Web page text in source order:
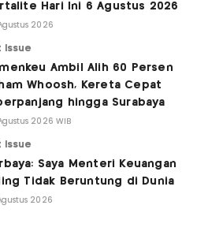
Hari Ini 6 Agustus 2026
2026
Issue
Ambil Alih 60 Persen
Whoosh, Kereta Cepat
hingga Surabaya
2026 WIB
Issue
Saya Menteri Keuangan
Tidak Beruntung di Dunia
2026